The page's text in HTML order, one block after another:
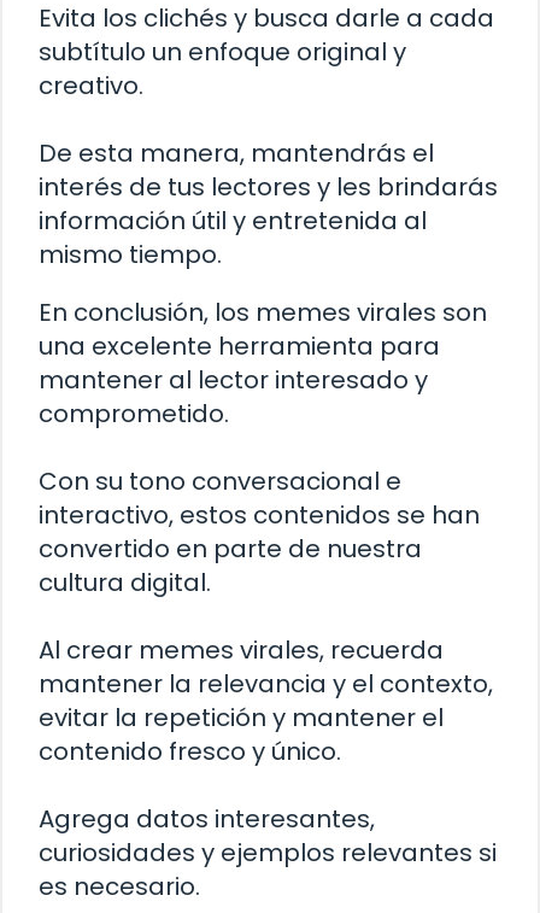
Evita los clichés y busca darle a cada
subtítulo un enfoque original y
creativo.
De esta manera, mantendrás el
interés de tus lectores y les brindarás
información útil y entretenida al
mismo tiempo.
En conclusión, los memes virales son
una excelente herramienta para
mantener al lector interesado y
comprometido.
Con su tono conversacional e
interactivo, estos contenidos se han
convertido en parte de nuestra
cultura digital.
Al crear memes virales, recuerda
mantener la relevancia y el contexto,
evitar la repetición y mantener el
contenido fresco y único.
Agrega datos interesantes,
curiosidades y ejemplos relevantes si
es necesario.